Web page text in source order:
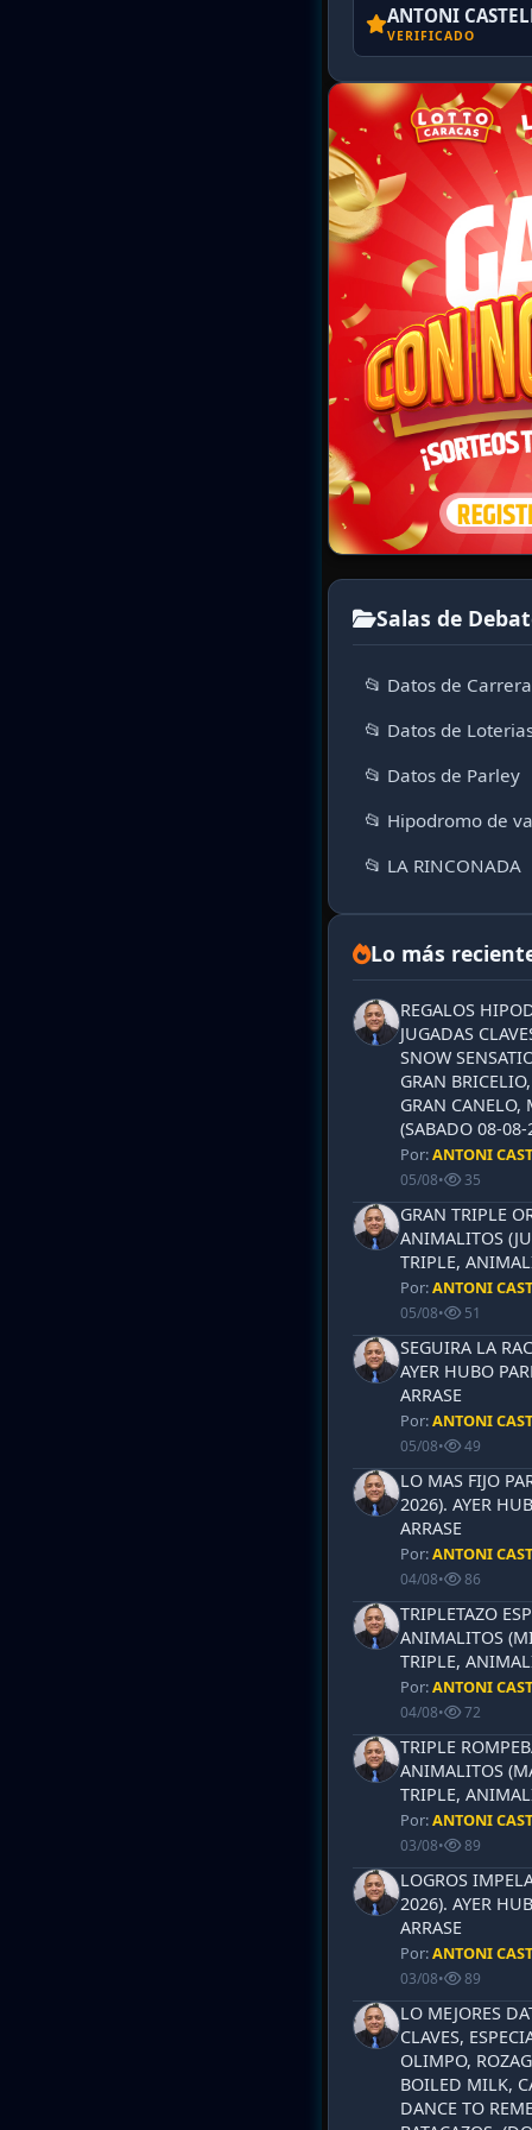
ANTONI
VERIFICADO
Salas de
📂 Datos de
📂 Datos de
📂 Datos de Parley
📂 Hipodromo de
📂 LA RINCONADA
Lo más
REGALOS
JUGADAS
SNOW
GRAN
GRAN CANELO,
(SABADO 08-
Por:ANTONI
05/08• 35
GRAN TRIPLE
ANIMALITOS
TRIPLE,
Por:ANTONI
05/08• 51
SEGUIRA LA
AYER HUBO
ARRASE
Por:ANTONI
05/08• 49
LO MAS FIJO
2026). AYER
ARRASE
Por:ANTONI
04/08• 86
TRIPLETAZO
ANIMALITOS
TRIPLE,
Por:ANTONI
04/08• 72
TRIPLE
ANIMALITOS
TRIPLE,
Por:ANTONI
03/08• 89
LOGROS
2026). AYER
ARRASE
Por:ANTONI
03/08• 89
LO MEJORES
CLAVES,
OLIMPO,
BOILED MILK,
DANCE TO